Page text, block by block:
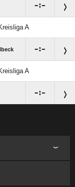
:
A
:
A
: